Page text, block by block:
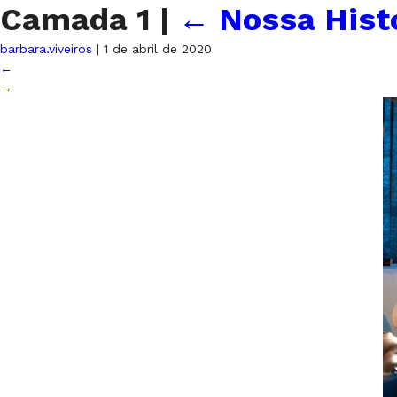
Camada 1 | ← Nossa
barbara.viveiros | 1 de abril de 2020
←
→